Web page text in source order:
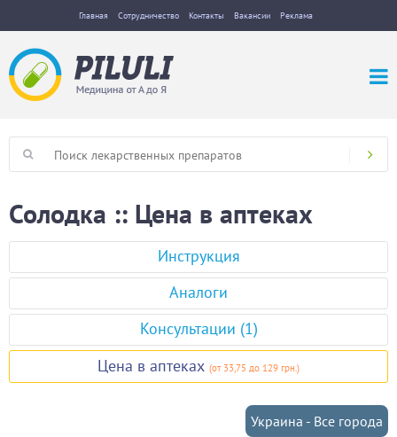
Главная Сотрудничество Контакты Вакансии Реклама
Солодка :: Цена в аптеках
Инструкция
Аналоги
Консультации (1)
Цена в аптеках (от 33,75 до 129 грн.)
Украина - Все города